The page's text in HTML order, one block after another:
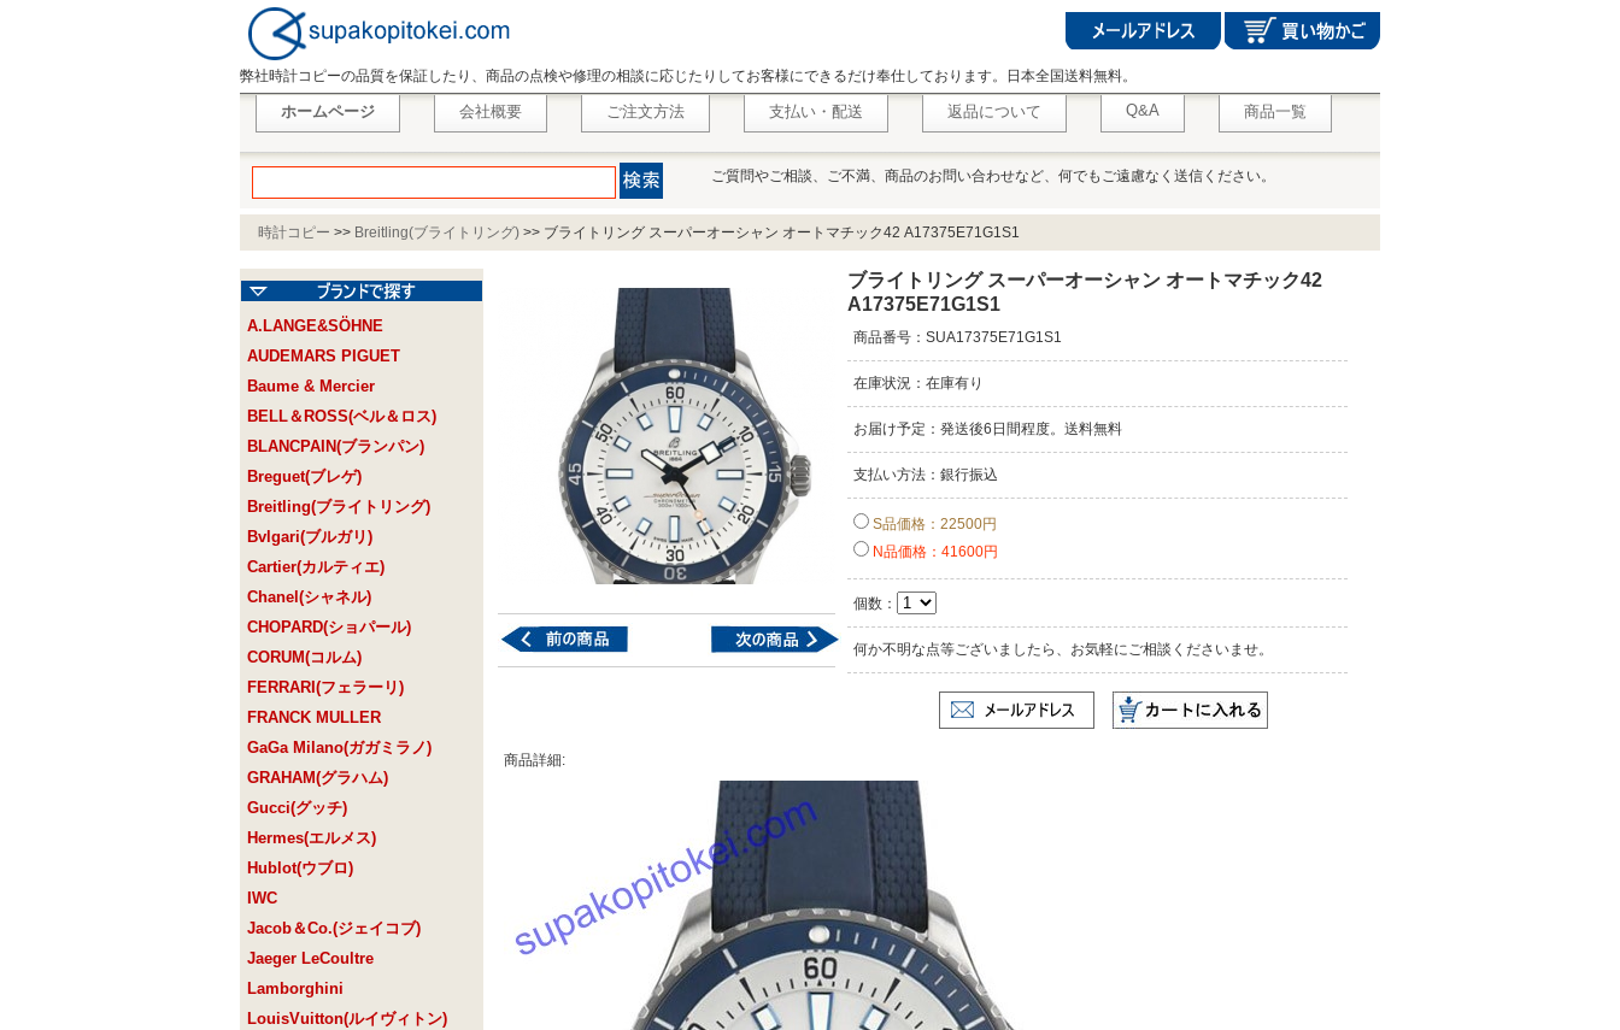
弊社時計コピーの品質を保証したり、商品の点検や修理の相談に応じたりしてお客様にできるだけ奉仕しております。日本全国送料無料。
ホームページ 会社概要 ご注文方法 支払い・配送 返品について Q&A 商品一覧
ご質問やご相談、ご不満、商品のお問い合わせなど、何でもご遠慮なく送信ください。
時計コピー >> Breitling(ブライトリング) >> ブライトリング スーパーオーシャン オートマチック42 A17375E71G1S1
A.LANGE&SÖHNE
AUDEMARS PIGUET
Baume & Mercier
BELL＆ROSS(ベル＆ロス)
BLANCPAIN(ブランパン)
Breguet(ブレゲ)
Breitling(ブライトリング)
Bvlgari(ブルガリ)
Cartier(カルティエ)
Chanel(シャネル)
CHOPARD(ショパール)
CORUM(コルム)
FERRARI(フェラーリ)
FRANCK MULLER
GaGa Milano(ガガミラノ)
GRAHAM(グラハム)
Gucci(グッチ)
Hermes(エルメス)
Hublot(ウブロ)
IWC
Jacob＆Co.(ジェイコブ)
Jaeger LeCoultre
Lamborghini
LouisVuitton(ルイヴィトン)
ブライトリング スーパーオーシャン オートマチック42
A17375E71G1S1
商品番号：SUA17375E71G1S1
在庫状況：在庫有り
お届け予定：発送後6日間程度。送料無料
支払い方法：銀行振込
S品価格：22500円
N品価格：41600円
個数：
何か不明な点等ございましたら、お気軽にご相談くださいませ。
商品詳細: